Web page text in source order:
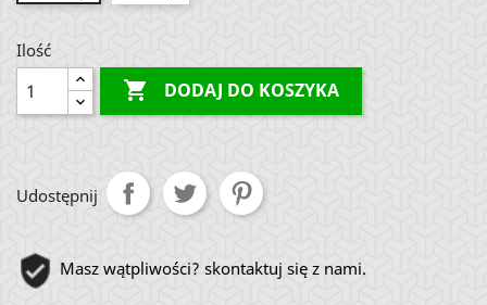
Ilość
 DODAJ DO KOSZYKA
Udostępnij
Masz wątpliwości? skontaktuj się z nami.